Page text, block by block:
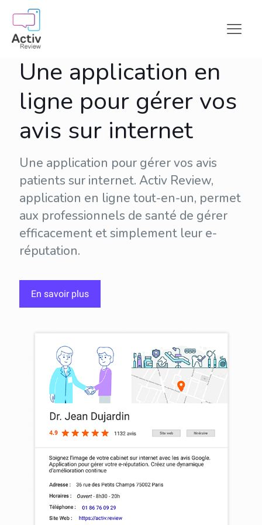
Une application en
ligne pour gérer vos
avis sur internet
Une application pour gérer vos avis
patients sur internet. Activ Review,
application en ligne tout-en-un, permet
aux professionnels de santé de gérer
efficacement et simplement leur e-
réputation.
En savoir plus